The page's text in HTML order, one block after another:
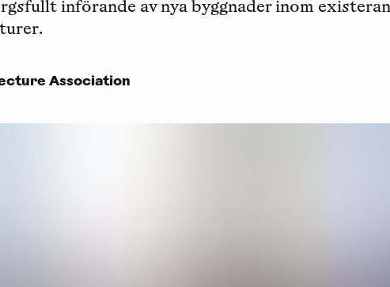
införande av nya byggnader inom
Association